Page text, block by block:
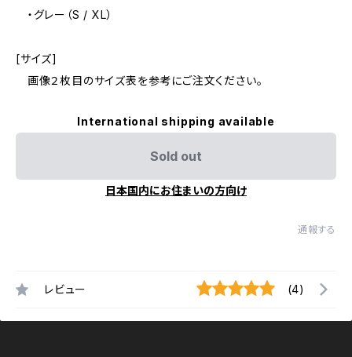
・グレー（S / XL）
[サイズ]
画像２枚目のサイズ表を参考にご注文ください。
International shipping available
Sold out
日本国内にお住まいの方向け
通報する
レビュー (4)